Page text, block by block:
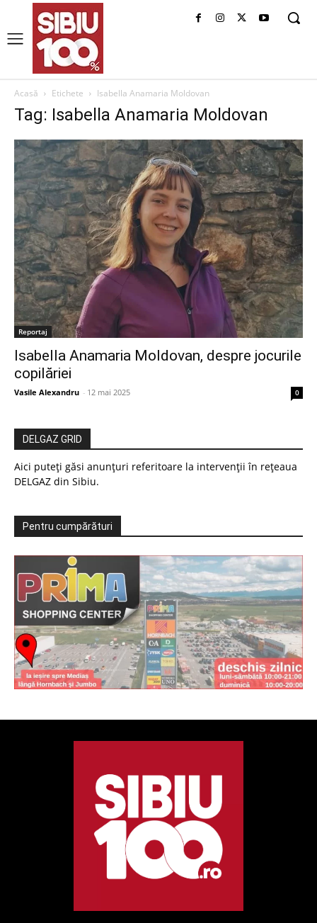
Acasă Etichete Isabella Anamaria Moldovan
Tag: Isabella Anamaria Moldovan
Reportaj
Isabella Anamaria Moldovan, despre jocurile
copilăriei
Vasile Alexandru - 12 mai 2025 0
DELGAZ GRID
Aici puteți găsi anunțuri referitoare la intervenții în rețeaua
DELGAZ din Sibiu.
Pentru cumpărături